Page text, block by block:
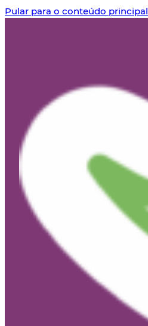
Pular para o conteúdo principal